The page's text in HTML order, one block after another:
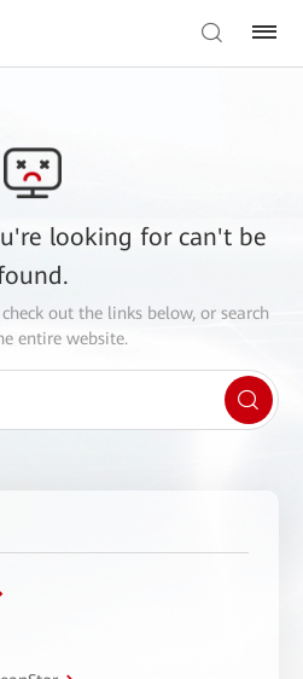
looking for can't be
out the links below, or search
entire website.